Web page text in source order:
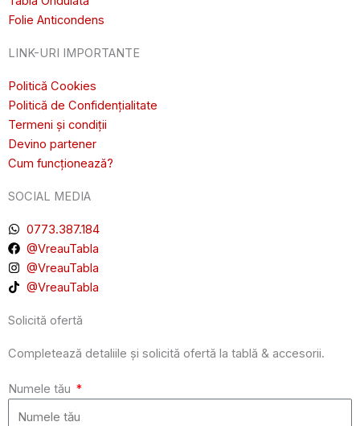
Folie Anticondens
LINK-URI IMPORTANTE
Politică Cookies
Politică de Confidențialitate
Termeni și condiții
Devino partener
Cum funcționează?
SOCIAL MEDIA
0773.387.184
@VreauTabla
@VreauTabla
@VreauTabla
Solicită ofertă
Completează detaliile și solicită ofertă la tablă & accesorii.
Numele tău